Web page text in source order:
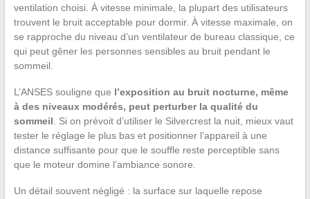
ventilation choisi. À vitesse minimale, la plupart des utilisateurs
trouvent le bruit acceptable pour dormir. À vitesse maximale, on
se rapproche du niveau d’un ventilateur de bureau classique, ce
qui peut gêner les personnes sensibles au bruit pendant le
sommeil.
L’ANSES souligne que l’exposition au bruit nocturne, même
à des niveaux modérés, peut perturber la qualité du
sommeil. Si on prévoit d’utiliser le Silvercrest la nuit, mieux vaut
tester le réglage le plus bas et positionner l’appareil à une
distance suffisante pour que le souffle reste perceptible sans
que le moteur domine l’ambiance sonore.
Un détail souvent négligé : la surface sur laquelle repose